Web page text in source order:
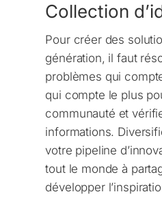
Collection
Pour créer des
génération, il faut
problèmes qui
qui compte le plus
communauté et
informations.
votre pipeline
tout le monde à
développer